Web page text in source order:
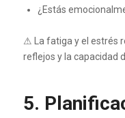
¿Estás
⚠ La fatiga y el estrés
reflejos y la capacidad
5.